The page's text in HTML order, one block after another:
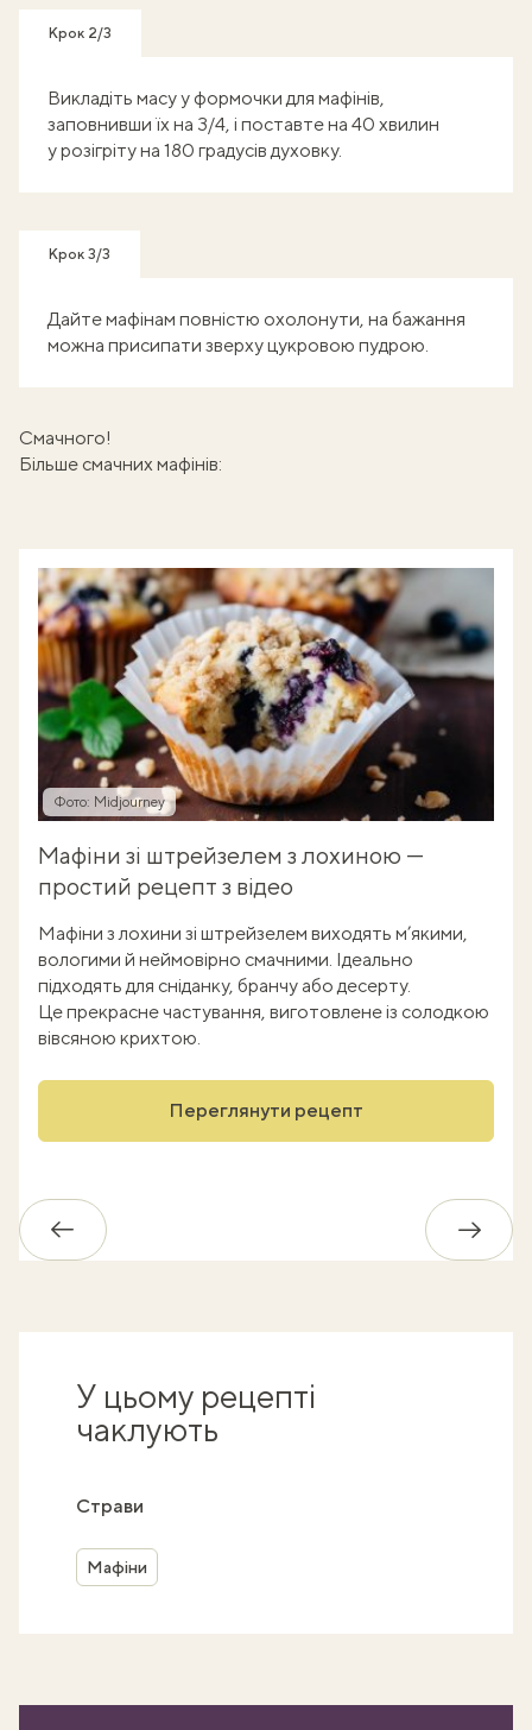
Крок 2/3
Викладіть масу у формочки для мафінів,
заповнивши їх на 3/4, і поставте на 40 хвилин
у розігріту на 180 градусів духовку.
Крок 3/3
Дайте мафінам повністю охолонути, на бажання
можна присипати зверху цукровою пудрою.
Смачного!
Більше смачних мафінів:
Фото: Midjourney
Мафіни зі штрейзелем з лохиною —
простий рецепт з відео
Мафіни з лохини зі штрейзелем виходять м’якими,
вологими й неймовірно смачними. Ідеально
підходять для сніданку, бранчу або десерту.
Це прекрасне частування, виготовлене із солодкою
вівсяною крихтою.
Переглянути рецепт
Назад
У цьому рецепті
чаклують
Страви
Мафіни